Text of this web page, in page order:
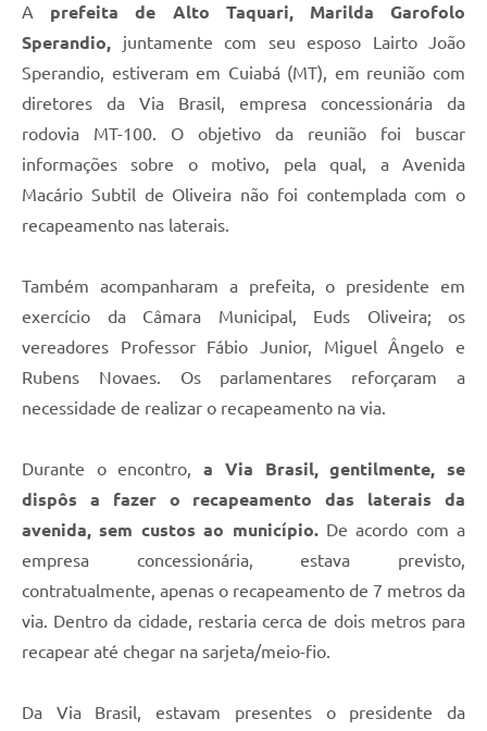
A prefeita de Alto Taquari, Marilda Garofolo
Sperandio,
juntamente com seu esposo Lairto João
Sperandio, estiveram em Cuiabá (MT), em reunião com
diretores da Via Brasil, empresa concessionária da
rodovia MT-100. O objetivo da reunião foi buscar
informações sobre o motivo, pela qual, a Avenida
Macário Subtil de Oliveira não foi contemplada com o
recapeamento nas laterais.
Também acompanharam a prefeita, o presidente em
exercício da Câmara Municipal, Euds Oliveira; os
vereadores Professor Fábio Junior, Miguel Ângelo e
Rubens Novaes. Os parlamentares reforçaram a
necessidade de realizar o recapeamento na via.
Durante o encontro,a Via Brasil, gentilmente, se
dispôs a fazer o recapeamento das laterais da
avenida, sem custos ao município. De acordo com a
empresa concessionária, estava previsto,
contratualmente, apenas o recapeamento de 7 metros da
via. Dentro da cidade, restaria cerca de dois metros para
recapear até chegar na sarjeta/meio-fio.
Da Via Brasil, estavam presentes o presidente da